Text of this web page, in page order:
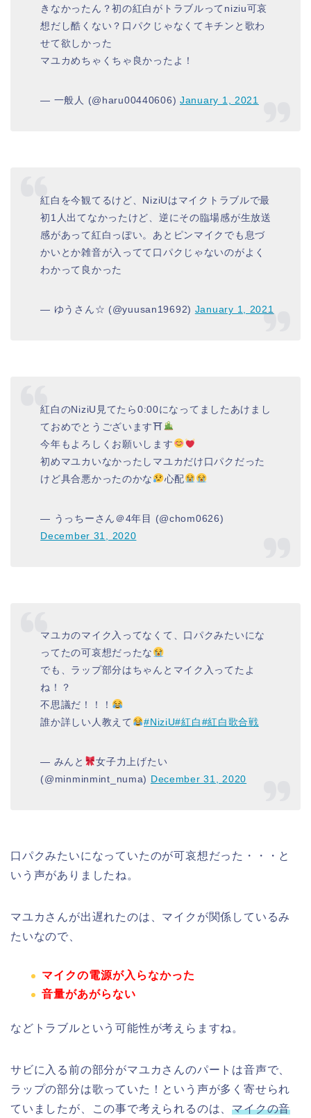
きなかったん？初の紅白がトラブルってniziu可哀
想だし酷くない？口パクじゃなくてキチンと歌わ
せて欲しかった
マユカめちゃくちゃ良かったよ！
— 一般人 (@haru00440606)January 1, 2021
紅白を今観てるけど、NiziUはマイクトラブルで最
初1人出てなかったけど、逆にその臨場感が生放送
感があって紅白っぽい。あとピンマイクでも息づ
かいとか雑音が入ってて口パクじゃないのがよく
わかって良かった
— ゆうさん☆ (@yuusan19692) January 1, 2021
紅白のNiziU見てたら0:00になってましたあけまし
ておめでとうございます⛩
今年もよろしくお願いします
初めマユカいなかったしマユカだけ口パクだった
けど具合悪かったのかな
心配
— うっちーさん＠4年目 (@chom0626)
December 31, 2020
マユカのマイク入ってなくて、口パクみたいにな
ってたの可哀想だったな
でも、ラップ部分はちゃんとマイク入ってたよ
ね！？
不思議だ！！！
誰か詳しい人教えて
#NiziU#紅白#紅白歌合戦
— みんと
女子力上げたい
(@minminmint_numa) December 31, 2020
口パクみたいになっていたのが可哀想だった・・・と
いう声がありましたね。
マユカさんが出遅れたのは、マイクが関係しているみ
たいなので、
マイクの電源が入らなかった
音量があがらない
などトラブルという可能性が考えらますね。
サビに入る前の部分がマユカさんのパートは音声で、
ラップの部分は歌っていた！という声が多く寄せられ
ていましたが、この事で考えられるのは、マイクの音